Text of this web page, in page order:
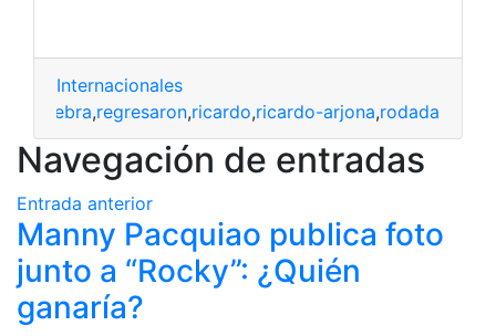
Internacionales
celebra,regresaron,ricardo,ricardo-arjona,rodada
Navegación de entradas
Entrada anterior
Manny Pacquiao publica foto
junto a “Rocky”: ¿Quién
ganaría?